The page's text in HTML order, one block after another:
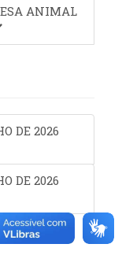
ANIMAL
DE 2026
DE 2026